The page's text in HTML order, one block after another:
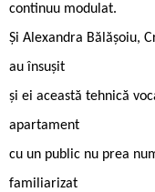
continuu modulat.
Și Alexandra Bălășoiu,
au însușit
și ei această tehnică
apartament
cu un public nu prea
familiarizat